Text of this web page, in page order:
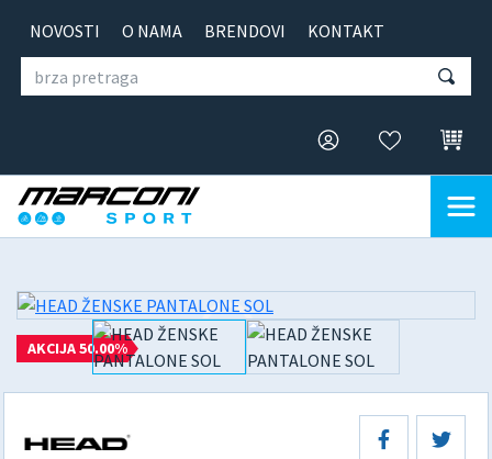
NOVOSTI O NAMA BRENDOVI KONTAKT
AKCIJA 50.00%